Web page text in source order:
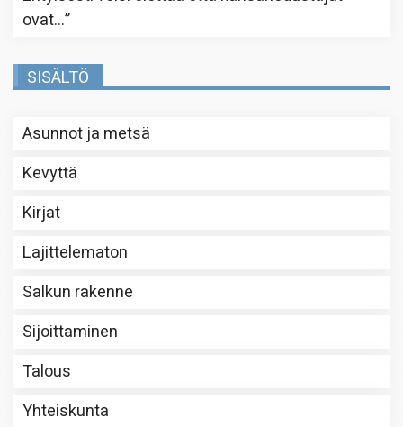
ovat…”
SISÄLTÖ
Asunnot ja metsä
Kevyttä
Kirjat
Lajittelematon
Salkun rakenne
Sijoittaminen
Talous
Yhteiskunta